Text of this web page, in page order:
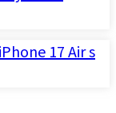
17 Air s